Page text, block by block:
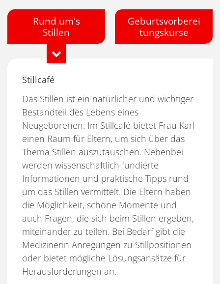
Rund um's
Stillen
Stillcafé
Das Stillen ist ein natürlicher und wichtiger
Bestandteil des Lebens eines
Neugeborenen. Im Stillcafé bietet Frau Karl
einen Raum für Eltern, um sich über das
Thema Stillen auszutauschen. Nebenbei
werden wissenschaftlich fundierte
Informationen und praktische Tipps rund
um das Stillen vermittelt. Die Eltern haben
die Möglichkeit, schöne Momente und
auch Fragen, die sich beim Stillen ergeben,
miteinander zu teilen. Bei Bedarf gibt die
Medizinerin Anregungen zu Stillpositionen
oder bietet mögliche Lösungsansätze für
Herausforderungen an.
Geburtsvorberei
tungskurse